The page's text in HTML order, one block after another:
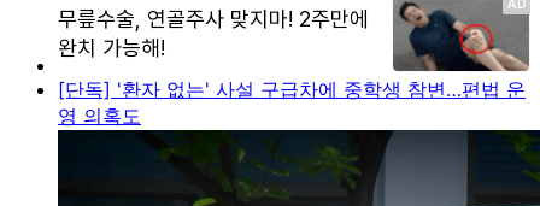
[단독] '환자 없는' 사설 구급차에 중학생 참변…편법 운
영 의혹도